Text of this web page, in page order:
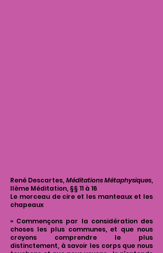
René Descartes, Méditations Métaphysiques,
IIème Méditation, §§ 11 à 16
Le morceau de cire et les manteaux et les
chapeaux
« Commençons par la considération des
choses les plus communes, et que nous
croyons comprendre le plus
distinctement, à savoir les corps que nous